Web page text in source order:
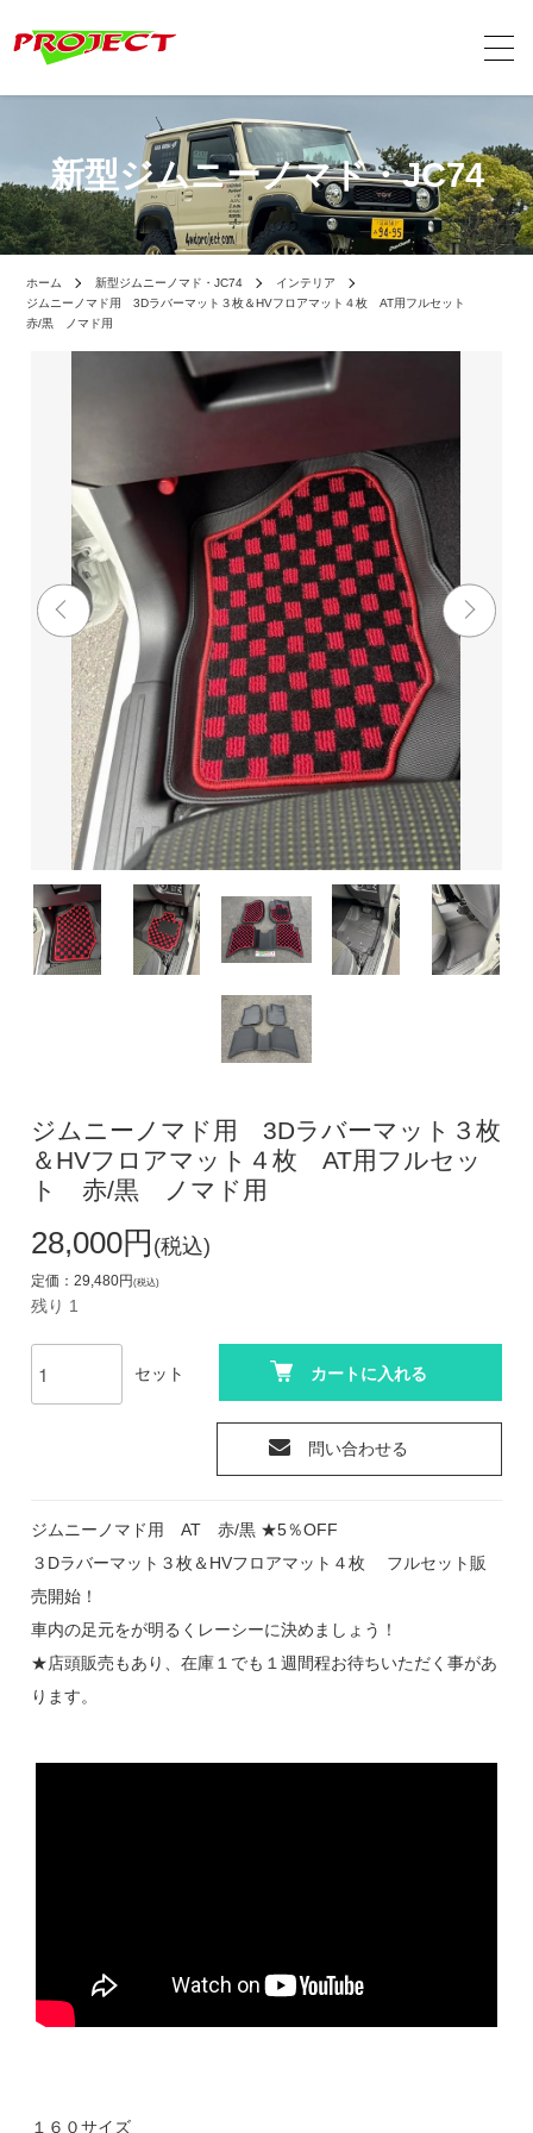
新型ジムニーノマド・JC74
ホーム 新型ジムニーノマド・JC74
インテリア
ジムニーノマド用 3Dラバーマット３枚＆HVフロアマット４枚 AT用フルセット
赤/黒 ノマド用
ジムニーノマド用 3Dラバーマット３枚
＆HVフロアマット４枚 AT用フルセッ
ト 赤/黒 ノマド用
28,000円 (税込)
定価：29,480円(税込)
残り 1
セット カートに入れる
問い合わせる
ジムニーノマド用 AT 赤/黒 ★5％OFF
３Dラバーマット３枚＆HVフロアマット４枚 フルセット販
売開始！
車内の足元をが明るくレーシーに決めましょう！
★店頭販売もあり、在庫１でも１週間程お待ちいただく事があ
ります。
１６０サイズ